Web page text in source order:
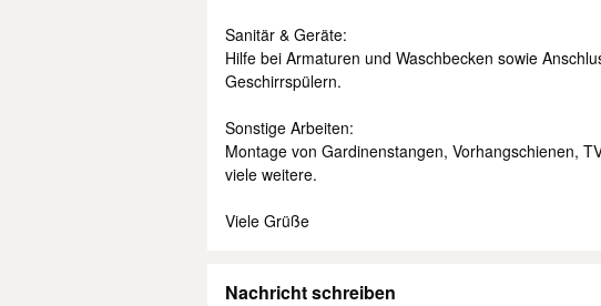
Sanitär & Geräte:
Hilfe bei Armaturen und Waschbecken sowie
Geschirrspülern.
Sonstige Arbeiten:
Montage von Gardinenstangen, Vorhangschienen,
viele weitere.
Viele Grüße
Nachricht schreiben